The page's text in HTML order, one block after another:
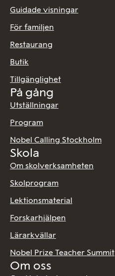
Guidade visningar
För familjen
Restaurang
Butik
Tillgänglighet
På gång
Utställningar
Program
Nobel Calling Stockholm
Skola
Om skolverksamheten
Skolprogram
Lektionsmaterial
Forskarhjälpen
Lärarkvällar
Nobel Prize Teacher Summit
Om oss